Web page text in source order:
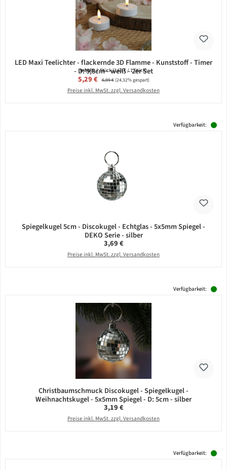
LED Maxi Teelichter - flackernde 3D Flamme - Kunststoff - Timer
- D: 5,8cm - weiß - 2er Set
Inhalt:2 Stück(2,65 € / 1 Stück)
Verkaufspreis:
5,29 € Regulärer Preis:
6,99 €(24.32% gespart)
Preise inkl. MwSt. zzgl. Versandkosten
Verfügbarkeit:
Spiegelkugel 5cm - Discokugel - Echtglas - 5x5mm Spiegel -
DEKO Serie - silber
Regulärer Preis:
3,69 €
Preise inkl. MwSt. zzgl. Versandkosten
Verfügbarkeit:
Christbaumschmuck Discokugel - Spiegelkugel -
Weihnachtskugel - 5x5mm Spiegel - D: 5cm - silber
Regulärer Preis:
3,19 €
Preise inkl. MwSt. zzgl. Versandkosten
Verfügbarkeit: